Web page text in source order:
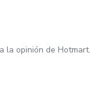
opinión de